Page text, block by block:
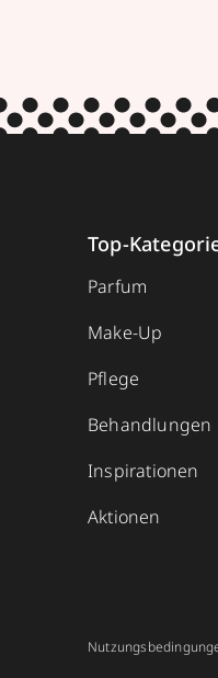
Top-
Parfum
Make-Up
Pflege
Behandlungen
Inspirationen
Aktionen